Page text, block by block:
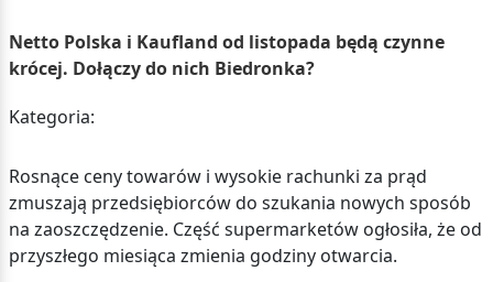
Netto Polska i Kaufland od listopada będą czynne
krócej. Dołączy do nich Biedronka?
Kategoria:
Rosnące ceny towarów i wysokie rachunki za prąd
zmuszają przedsiębiorców do szukania nowych sposób
na zaoszczędzenie. Część supermarketów ogłosiła, że od
przyszłego miesiąca zmienia godziny otwarcia.